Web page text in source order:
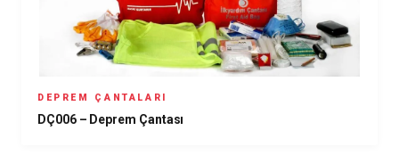
DEPREM ÇANTALARI
DÇ006 – Deprem Çantası